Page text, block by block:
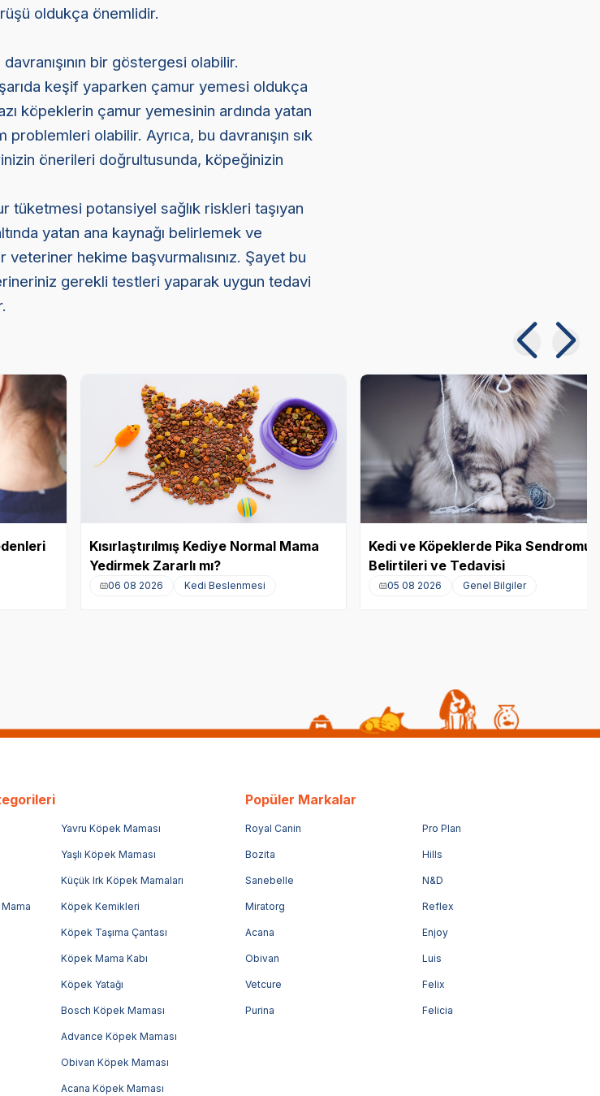
oldukça önemlidir.
bir göstergesi olabilir.
keşif yaparken çamur yemesi oldukça
köpeklerin çamur yemesinin ardında yatan
olabilir. Ayrıca, bu davranışın sık
önerileri doğrultusunda, köpeğinizin
tüketmesi potansiyel sağlık riskleri taşıyan
yatan ana kaynağı belirlemek ve
veteriner hekime başvurmalısınız. Şayet bu
gerekli testleri yaparak uygun tedavi
Kısırlaştırılmış Kediye Normal Mama
Yedirmek Zararlı mı?
06 08 2026 Kedi Beslenmesi
Kedi ve Köpeklerde Pika Sendromu:
Belirtileri ve Tedavisi
05 08 2026 Genel Bilgiler
Yavru Köpek Maması
Yaşlı Köpek Maması
Küçük Irk Köpek Mamaları
Köpek Kemikleri
Köpek Taşıma Çantası
Köpek Mama Kabı
Köpek Yatağı
Bosch Köpek Maması
Advance Köpek Maması
Obivan Köpek Maması
Acana Köpek Maması
Popüler Markalar
Royal Canin Pro Plan
Bozita Hills
Sanebelle N&D
Miratorg Reflex
Acana Enjoy
Obivan Luis
Vetcure Felix
Purina Felicia